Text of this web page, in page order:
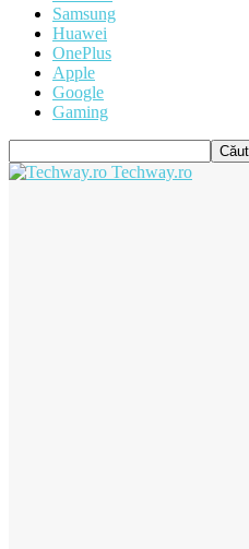
Samsung
Huawei
OnePlus
Apple
Google
Gaming
Techway.ro